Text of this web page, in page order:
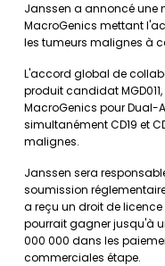
Janssen a annoncé une
MacroGenics mettant
les tumeurs malignes à
L'accord global de
produit candidat
MacroGenics pour Dual-
simultanément CD19 et
malignes.
Janssen sera
soumission
a reçu un droit de licence
pourrait gagner jusqu'à
000 000 dans les
commerciales étape.